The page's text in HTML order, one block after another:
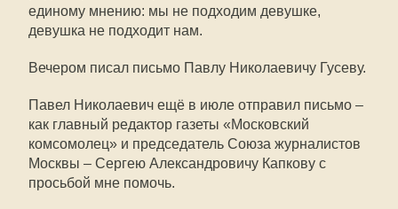
единому мнению: мы не подходим девушке,
девушка не подходит нам.
Вечером писал письмо Павлу Николаевичу Гусеву.
Павел Николаевич ещё в июле отправил письмо –
как главный редактор газеты «Московский
комсомолец» и председатель Союза журналистов
Москвы – Сергею Александровичу Капкову с
просьбой мне помочь.